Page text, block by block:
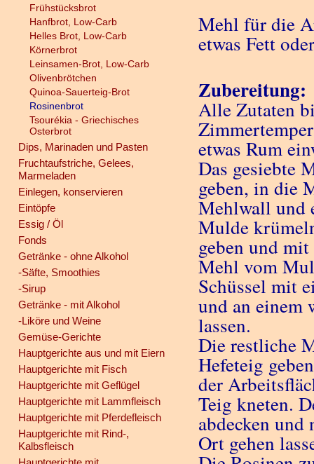
Frühstücksbrot
Hanfbrot, Low-Carb
Helles Brot, Low-Carb
Körnerbrot
Leinsamen-Brot, Low-Carb
Olivenbrötchen
Quinoa-Sauerteig-Brot
Rosinenbrot
Tsourékia - Griechisches
Osterbrot
Dips, Marinaden und Pasten
Fruchtaufstriche, Gelees,
Marmeladen
Einlegen, konservieren
Eintöpfe
Essig / Öl
Fonds
Getränke - ohne Alkohol
-Säfte, Smoothies
-Sirup
Getränke - mit Alkohol
-Liköre und Weine
Gemüse-Gerichte
Hauptgerichte aus und mit Eiern
Hauptgerichte mit Fisch
Hauptgerichte mit Geflügel
Hauptgerichte mit Lammfleisch
Hauptgerichte mit Pferdefleisch
Hauptgerichte mit Rind-,
Kalbsfleisch
Mehl für die
etwas Fett
Zubereitung:
Alle Zutaten
etwas Rum
Das gesiebte
geben, in die
Mehlwall und
Mulde
geben und
Mehl vom
Schüssel mit
und an einem
lassen.
Die restliche
Hefeteig
der
Teig kneten.
abdecken
Ort gehen